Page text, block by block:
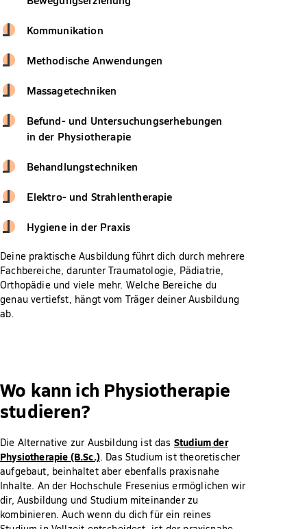
Kommunikation
Methodische Anwendungen
Massagetechniken
Befund- und Untersuchungserhebungen
in der Physiotherapie
Behandlungstechniken
Elektro- und Strahlentherapie
Hygiene in der Praxis
Deine praktische Ausbildung führt dich durch mehrere
Fachbereiche, darunter Traumatologie, Pädiatrie,
Orthopädie und viele mehr. Welche Bereiche du
genau vertiefst, hängt vom Träger deiner Ausbildung
ab.
Wo kann ich Physiotherapie
studieren?
Die Alternative zur Ausbildung ist das Studium der
Physiotherapie (B.Sc.). Das Studium ist theoretischer
aufgebaut, beinhaltet aber ebenfalls praxisnahe
Inhalte. An der Hochschule Fresenius ermöglichen wir
dir, Ausbildung und Studium miteinander zu
kombinieren. Auch wenn du dich für ein reines